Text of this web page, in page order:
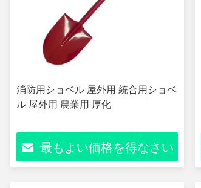
消防用ショベル 屋外用 統合用ショベ
ル 屋外用 農業用 厚化
最もよい価格を得なさい